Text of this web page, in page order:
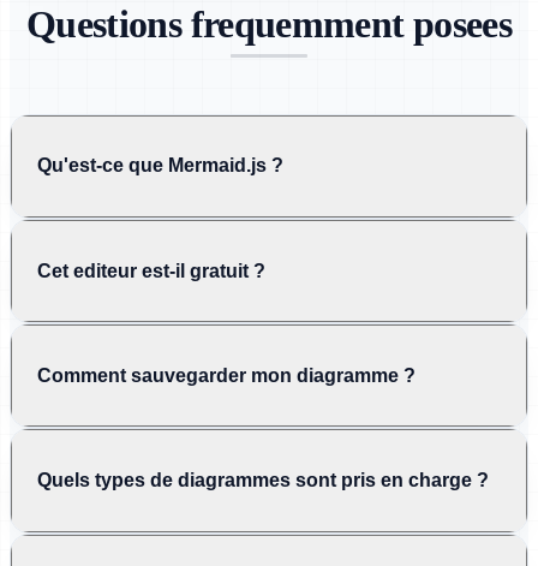
Questions frequemment posees
Qu'est-ce que Mermaid.js ?
Cet editeur est-il gratuit ?
Comment sauvegarder mon diagramme ?
Quels types de diagrammes sont pris en charge ?